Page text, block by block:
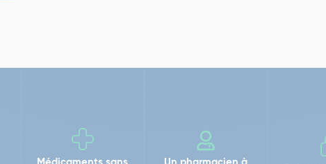
Médicaments sans
Un pharmacien à